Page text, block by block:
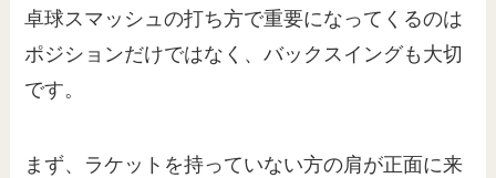
卓球スマッシュの打ち方で重要になってくるのは
ポジションだけではなく、バックスイングも大切
です。
まず、ラケットを持っていない方の肩が正面に来